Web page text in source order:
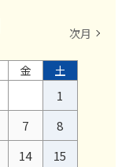
次月
金
土
1
7
8
14
15